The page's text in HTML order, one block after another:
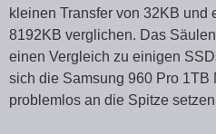
kleinen Transfer von 32KB und
8192KB verglichen. Das
einen Vergleich zu einigen
sich die Samsung 960 Pro 1TB
problemlos an die Spitze